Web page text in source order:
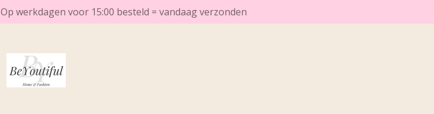
Op werkdagen voor 15:00 besteld = vandaag verzonden